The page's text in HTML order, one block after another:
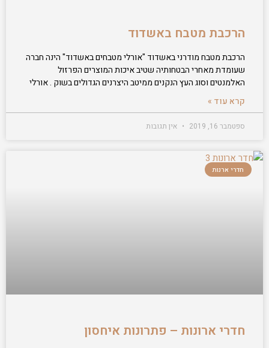
הרכבת מטבח באשדוד
הרכבת מטבח מודרני באשדוד "אורלי מטבחים באשדוד" הינה חברה
שעומדת מאחרי הבטחותיה שטיב איכות המוצרים הפרזול
האלמנטים וסוג העץ הנקנים ממיטב היצרנים הגדולים בשוק . אורלי
קרא עוד »
ספטמבר 16, 2019 אין תגובות
חדרי ארנות
חדרי ארונות – פתרונות איחסון